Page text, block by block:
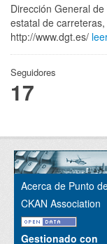
Dirección General
estatal de
http://www.dgt.es/
Seguidores
17
Acerca de Punto
CKAN Association
Gestionado con